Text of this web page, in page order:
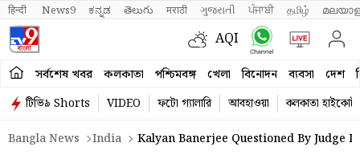
हिन्दी News9 ಕನ್ನಡ తెలుగు मराठी ગુજરાતી ਪੰਜਾਬੀ தமிழ்
AQI
সর্বশেষ খবর কলকাতা পশ্চিমবঙ্গ খেলা বিনোদন ব্যবসা দেশ
টিভি৯ Shorts VIDEO ফটো গ্যালারি আবহাওয়া
কলকাতা হাইকোর্ট
Bangla News
India Kalyan Banerjee Questioned By Judge